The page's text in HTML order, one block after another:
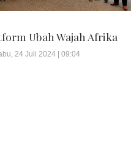
Ubah Wajah Afrika
24 Juli 2024 | 09:04